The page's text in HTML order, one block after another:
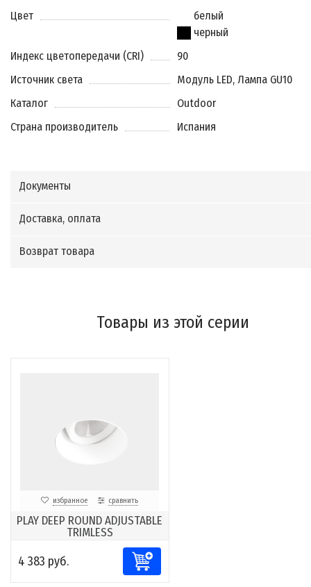
Цвет
белый
черный
Индекс цветопередачи (CRI)
90
Источник света
Модуль LED, Лампа GU10
Каталог
Outdoor
Страна производитель
Испания
Документы
Доставка, оплата
Возврат товара
Товары из этой серии
избранное сравнить
PLAY DEEP ROUND ADJUSTABLE
TRIMLESS
4 383 руб.